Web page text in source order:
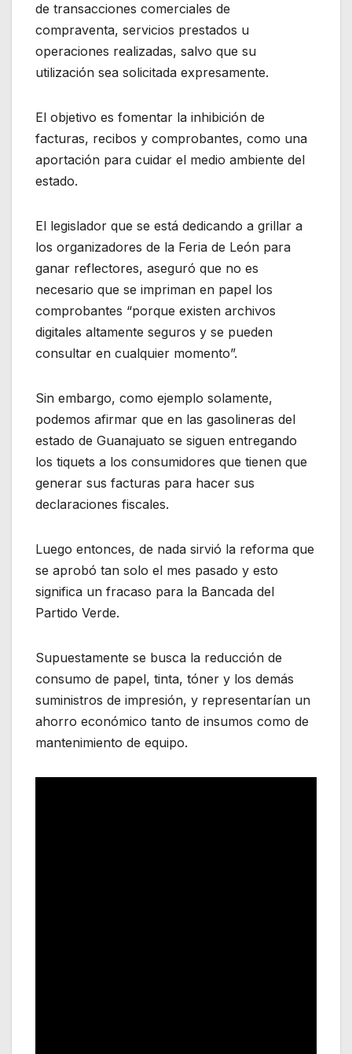
de transacciones comerciales de
compraventa, servicios prestados u
operaciones realizadas, salvo que su
utilización sea solicitada expresamente.
El objetivo es fomentar la inhibición de
facturas, recibos y comprobantes, como una
aportación para cuidar el medio ambiente del
estado.
El legislador que se está dedicando a grillar a
los organizadores de la Feria de León para
ganar reflectores, aseguró que no es
necesario que se impriman en papel los
comprobantes “porque existen archivos
digitales altamente seguros y se pueden
consultar en cualquier momento”.
Sin embargo, como ejemplo solamente,
podemos afirmar que en las gasolineras del
estado de Guanajuato se siguen entregando
los tiquets a los consumidores que tienen que
generar sus facturas para hacer sus
declaraciones fiscales.
Luego entonces, de nada sirvió la reforma que
se aprobó tan solo el mes pasado y esto
significa un fracaso para la Bancada del
Partido Verde.
Supuestamente se busca la reducción de
consumo de papel, tinta, tóner y los demás
suministros de impresión, y representarían un
ahorro económico tanto de insumos como de
mantenimiento de equipo.